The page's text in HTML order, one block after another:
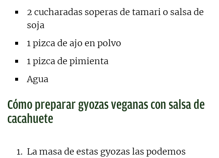
2 cucharadas soperas de tamari o salsa de
soja
1 pizca de ajo en polvo
1 pizca de pimienta
Agua
Cómo preparar gyozas veganas con salsa de
cacahuete
La masa de estas gyozas las podemos